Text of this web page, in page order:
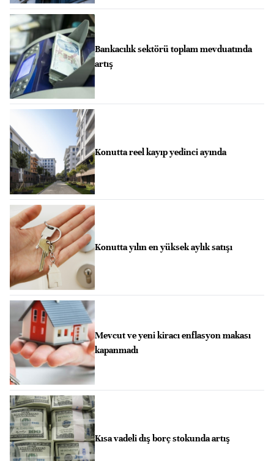
Bankacılık sektörü toplam mevduatında
artış
Konutta reel kayıp yedinci ayında
Konutta yılın en yüksek aylık satışı
Mevcut ve yeni kiracı enflasyon makası
kapanmadı
Kısa vadeli dış borç stokunda artış